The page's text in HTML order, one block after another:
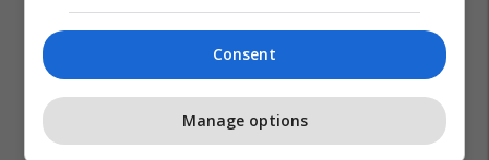
Consent
Manage options